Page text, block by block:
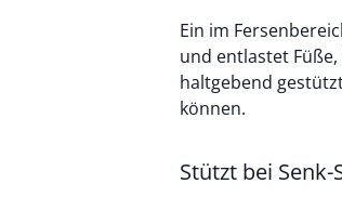
Ein im
und entlastet
haltgebend
können.
Stützt bei